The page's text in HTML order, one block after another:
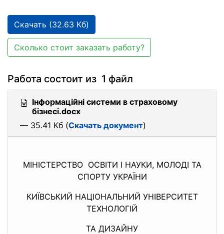
Скачать (32.63 Кб)
Сколько стоит заказать работу?
Работа состоит из 1 файл
Інформаційні системи в страховому
бізнесі.docx
— 35.41 Кб (Скачать документ)
МІНІСТЕРСТВО ОСВІТИ І НАУКИ, МОЛОДІ ТА
СПОРТУ УКРАЇНИ
КИЇВСЬКИЙ НАЦІОНАЛЬНИЙ УНІВЕРСИТЕТ
ТЕХНОЛОГІЙ
ТА ДИЗАЙНУ